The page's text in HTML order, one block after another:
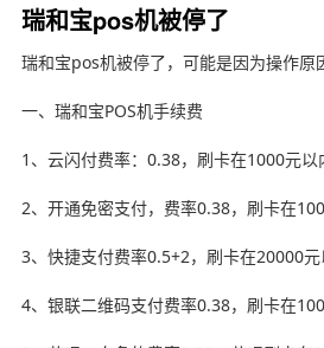
瑞和宝pos机被停了
瑞和宝pos机被停了，可能是因为操作原
一、瑞和宝POS机手续费
1、云闪付费率：0.38，刷卡在1000元以
2、开通免密支付，费率0.38，刷卡在
3、快捷支付费率0.5+2，刷卡在20000元
4、银联二维码支付费率0.38，刷卡在